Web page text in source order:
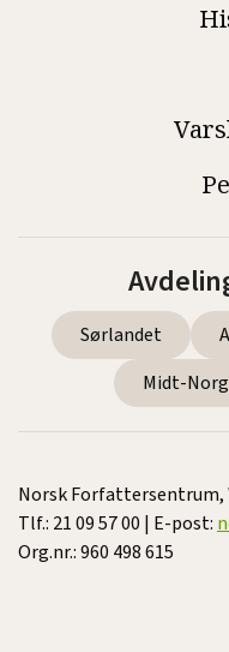
Sørlandet
Midt-
Norsk Forfattersentrum,
Tlf.: 21 09 57 00 | E-post:
Org.nr.: 960 498 615